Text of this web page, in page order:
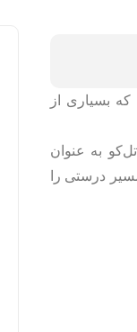
بسیاری از
به‌ عنوان
مسیر درستی را